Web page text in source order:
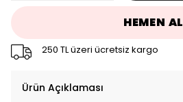
HEMEN AL
250 TL üzeri ücretsiz kargo
Ürün Açıklaması